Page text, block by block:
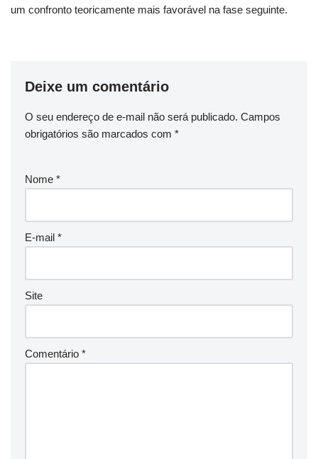
um confronto teoricamente mais favorável na fase seguinte.
Deixe um comentário
O seu endereço de e-mail não será publicado. Campos
obrigatórios são marcados com *
Nome *
E-mail *
Site
Comentário *